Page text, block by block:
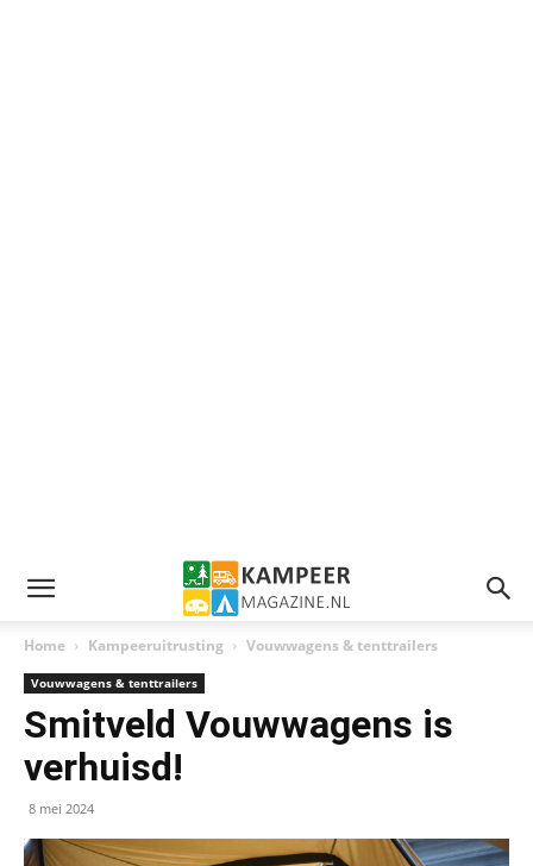
Home Kampeeruitrusting Vouwwagens & tenttrailers
Vouwwagens & tenttrailers
Smitveld Vouwwagens is
verhuisd!
8 mei 2024